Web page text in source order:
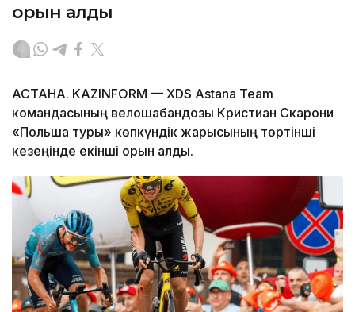
орын алды
АСТАНА. KAZINFORM — XDS Astana Team
командасының велошабандозы Кристиан Скарони
«Польша туры» көпкүндік жарысының төртінші
кезеңінде екінші орын алды.